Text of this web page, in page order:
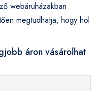
webáruházakban
megtudhatja, hogy hol
áron vásárolhat